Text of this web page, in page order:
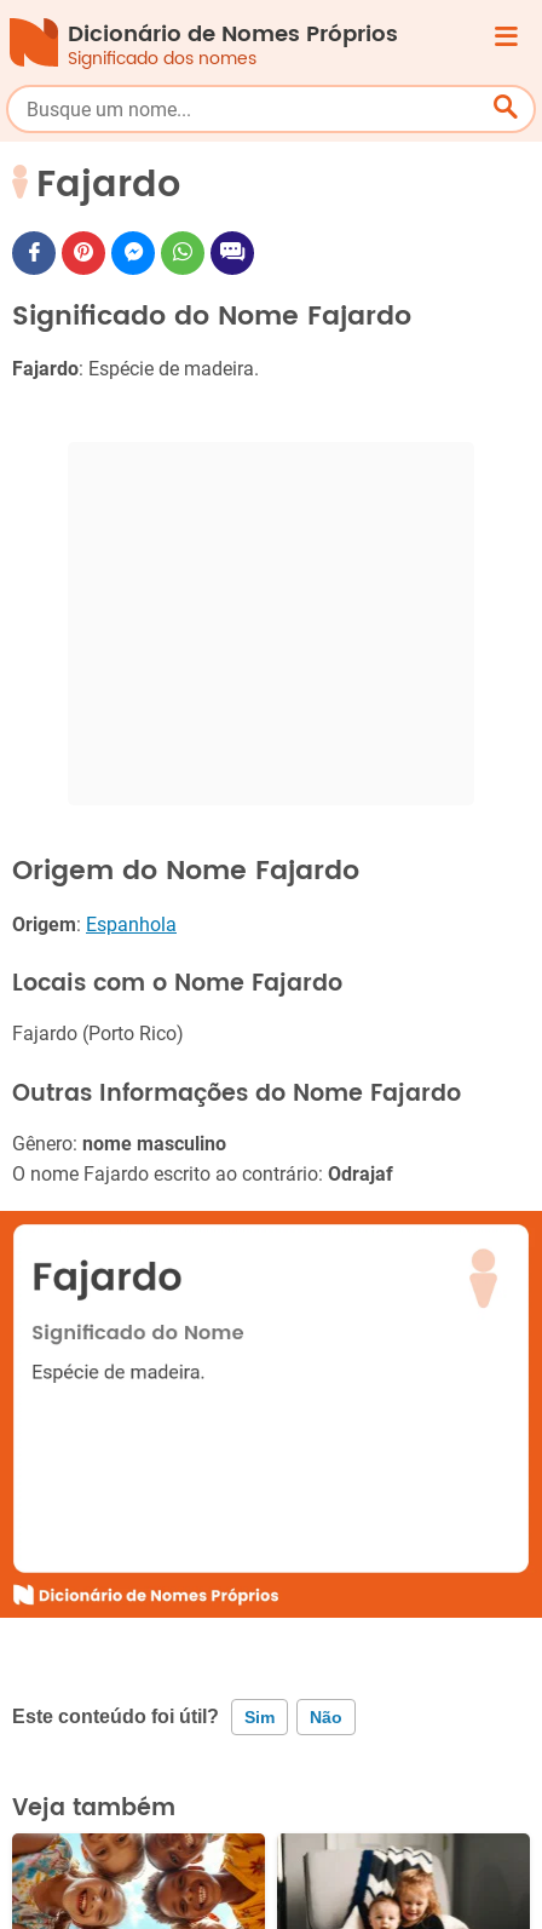
Dicionário de Nomes Próprios
Significado dos nomes
Fajardo
Significado do Nome Fajardo
Fajardo: Espécie de madeira.
Origem do Nome Fajardo
Origem: Espanhola
Locais com o Nome Fajardo
Fajardo (Porto Rico)
Outras Informações do Nome Fajardo
Gênero: nome masculino
O nome Fajardo escrito ao contrário: Odrajaf
Este conteúdo foi útil? Sim Não
Este conteúdo contém informação incorreta
Este conteúdo não tem a informação que procuro
Outro
Veja também